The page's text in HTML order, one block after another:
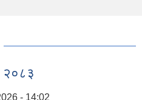
२०८३
- 14:02